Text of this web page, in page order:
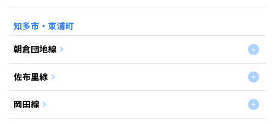
知多市・東浦町
朝倉団地線
佐布里線
岡田線